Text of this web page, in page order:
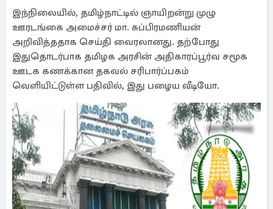
இந்நிலையில், தமிழ்நாட்டில் ஞாயிறன்று முழு
ஊரடங்கை அமைச்சர் மா. சுப்பிரமணியன்
அறிவித்ததாக செய்தி வைரலானது. தற்போது
இதுதொடர்பாக தமிழக அரசின் அதிகாரப்பூர்வ சமூக
ஊடக கணக்கான தகவல் சரிபார்ப்பகம்
வெளியிட்டுள்ள பதிவில், இது பழைய வீடியோ.